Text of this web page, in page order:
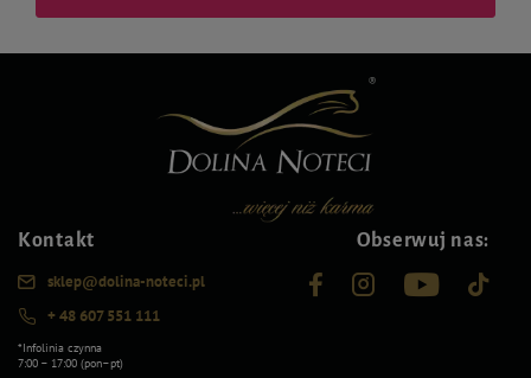
Kontakt
sklep@dolina-noteci.pl
+ 48 607 551 111
*Infolinia czynna
7:00 – 17:00 (pon–pt)
Obserwuj nas: